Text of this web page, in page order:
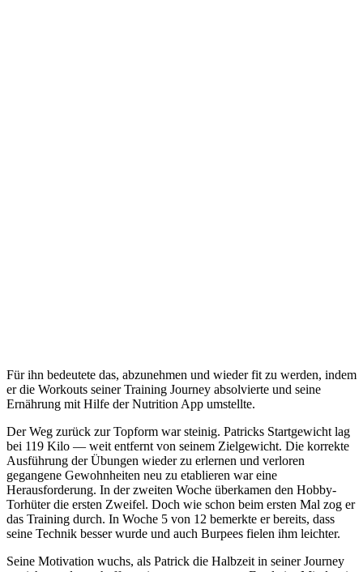
Für ihn bedeutete das, abzunehmen und wieder fit zu werden, indem
er die Workouts seiner Training Journey absolvierte und seine
Ernährung mit Hilfe der Nutrition App umstellte.
Der Weg zurück zur Topform war steinig. Patricks Startgewicht lag
bei 119 Kilo — weit entfernt von seinem Zielgewicht. Die korrekte
Ausführung der Übungen wieder zu erlernen und verloren
gegangene Gewohnheiten neu zu etablieren war eine
Herausforderung. In der zweiten Woche überkamen den Hobby-
Torhüter die ersten Zweifel. Doch wie schon beim ersten Mal zog er
das Training durch. In Woche 5 von 12 bemerkte er bereits, dass
seine Technik besser wurde und auch Burpees fielen ihm leichter.
Seine Motivation wuchs, als Patrick die Halbzeit in seiner Journey